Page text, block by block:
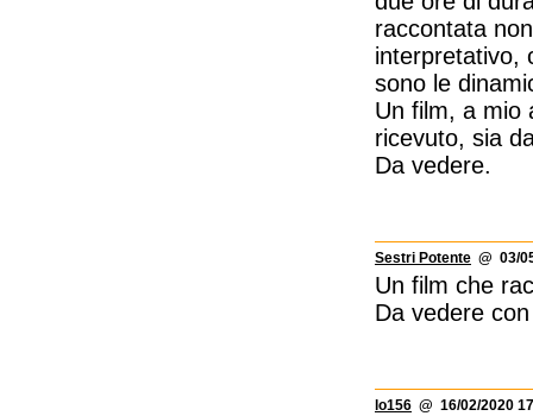
raccontata
interpretativo,
sono le
Un film, a mio
ricevuto, sia
Da vedere.
Sestri Potente @ 03/
Un film che
Da vedere
lo156 @ 16/02/2020